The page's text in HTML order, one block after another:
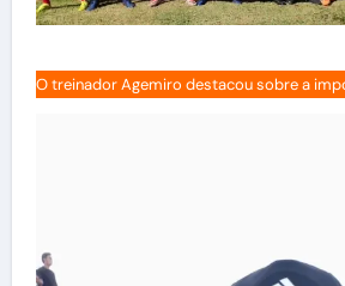
O treinador Agemiro destacou sobre a